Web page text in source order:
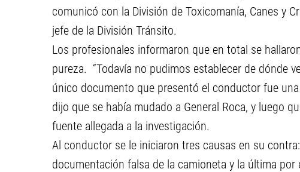
comunicó con la División de Toxicomanía, Canes y
jefe de la División Tránsito.
Los profesionales informaron que en total se
pureza. “Todavía no pudimos establecer de dónde
único documento que presentó el conductor fue
dijo que se había mudado a General Roca, y luego
fuente allegada a la investigación.
Al conductor se le iniciaron tres causas en su
documentación falsa de la camioneta y la última